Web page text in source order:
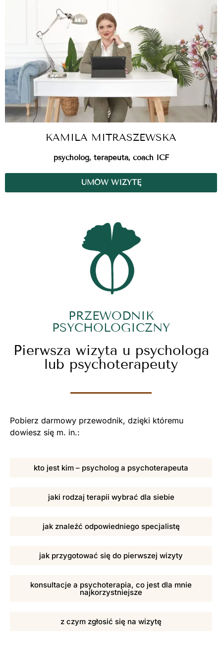
KAMILA MITRASZEWSKA
psycholog, terapeuta, coach ICF
UMÓW WIZYTĘ
PRZEWODNIK
PSYCHOLOGICZNY
Pierwsza wizyta u psychologa
lub psychoterapeuty
Pobierz darmowy przewodnik, dzięki któremu
dowiesz się m. in.:
kto jest kim – psycholog a psychoterapeuta
jaki rodzaj terapii wybrać dla siebie
jak znaleźć odpowiedniego specjalistę
jak przygotować się do pierwszej wizyty
konsultacje a psychoterapia, co jest dla mnie
najkorzystniejsze
z czym zgłosić się na wizytę